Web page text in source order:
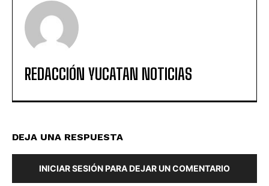
REDACCIÓN YUCATAN NOTICIAS
DEJA UNA RESPUESTA
INICIAR SESIÓN PARA DEJAR UN COMENTARIO